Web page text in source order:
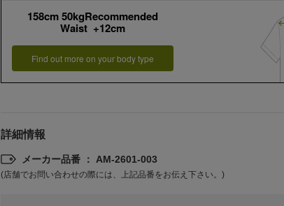
158cm 50kgRecommended
Waist +12cm
Find out more on your body type
詳細情報
メーカー品番 ： AM-2601-003
(店舗でお問い合わせの際には、上記品番をお伝え下さい。)